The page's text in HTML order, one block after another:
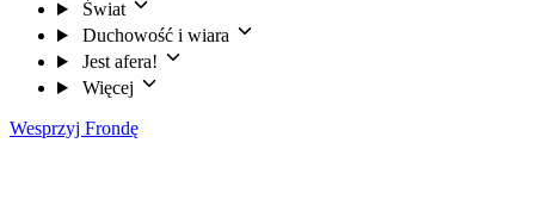
Świat
Duchowość i wiara
Jest afera!
Więcej
Wesprzyj Frondę